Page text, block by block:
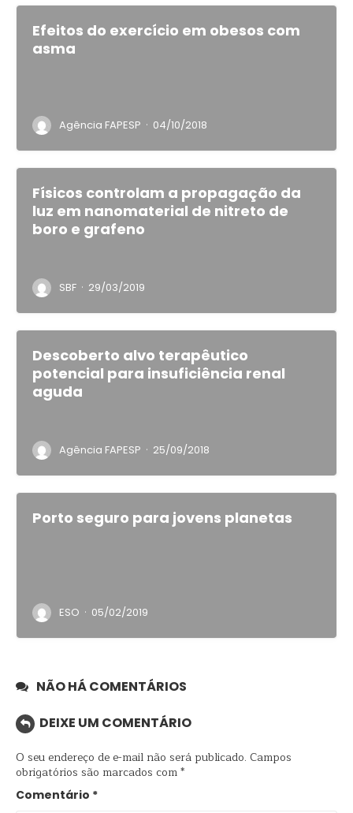
Efeitos do exercício em obesos com
asma
Agência FAPESP · 04/10/2018
Físicos controlam a propagação da
luz em nanomaterial de nitreto de
boro e grafeno
SBF · 29/03/2019
Descoberto alvo terapêutico
potencial para insuficiência renal
aguda
Agência FAPESP · 25/09/2018
Porto seguro para jovens planetas
ESO · 05/02/2019
NÃO HÁ COMENTÁRIOS
DEIXE UM COMENTÁRIO
O seu endereço de e-mail não será publicado. Campos
obrigatórios são marcados com*
Comentário *